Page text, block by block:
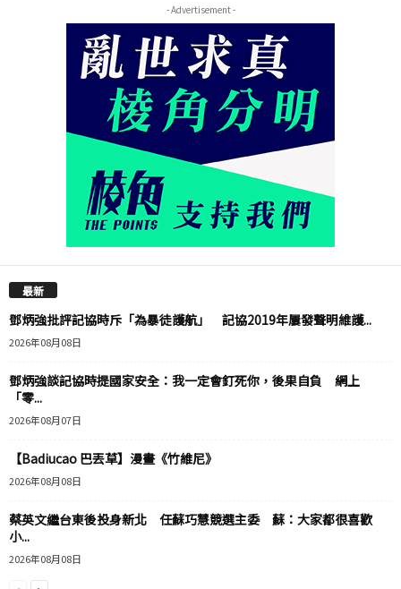
- Advertisement -
最新
鄧炳強批評記協時斥「為暴徒護航」 記協2019年屢發聲明維護...
2026年08月08日
鄧炳強談記協時提國家安全：我一定會釘死你，後果自負 網上
「零...
2026年08月07日
【Badiucao 巴丟草】漫畫《竹維尼》
2026年08月08日
蔡英文繼台東後投身新北 任蘇巧慧競選主委 蘇：大家都很喜歡
小...
2026年08月08日